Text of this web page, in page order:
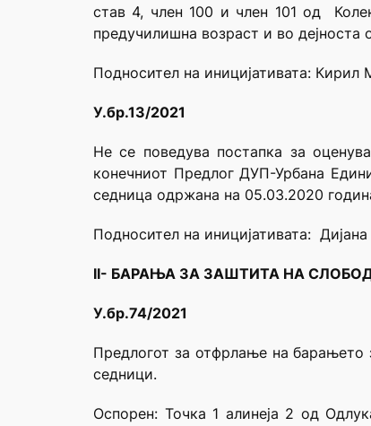
став 4, член 100 и член 101 од
предучилишна возраст и во
Подносител на иницијативата: Кирил
У.бр.13/2021
Не се поведува постапка за
конечниот Предлог ДУП-Урбана
седница одржана на 05.03.2020
Подносител на иницијативата:
II- БАРАЊА ЗА ЗАШТИТА НА
У.бр.74/2021
Предлогот за отфрлање на барањето
седници.
Оспорен: Toчка 1 алинеја 2 од